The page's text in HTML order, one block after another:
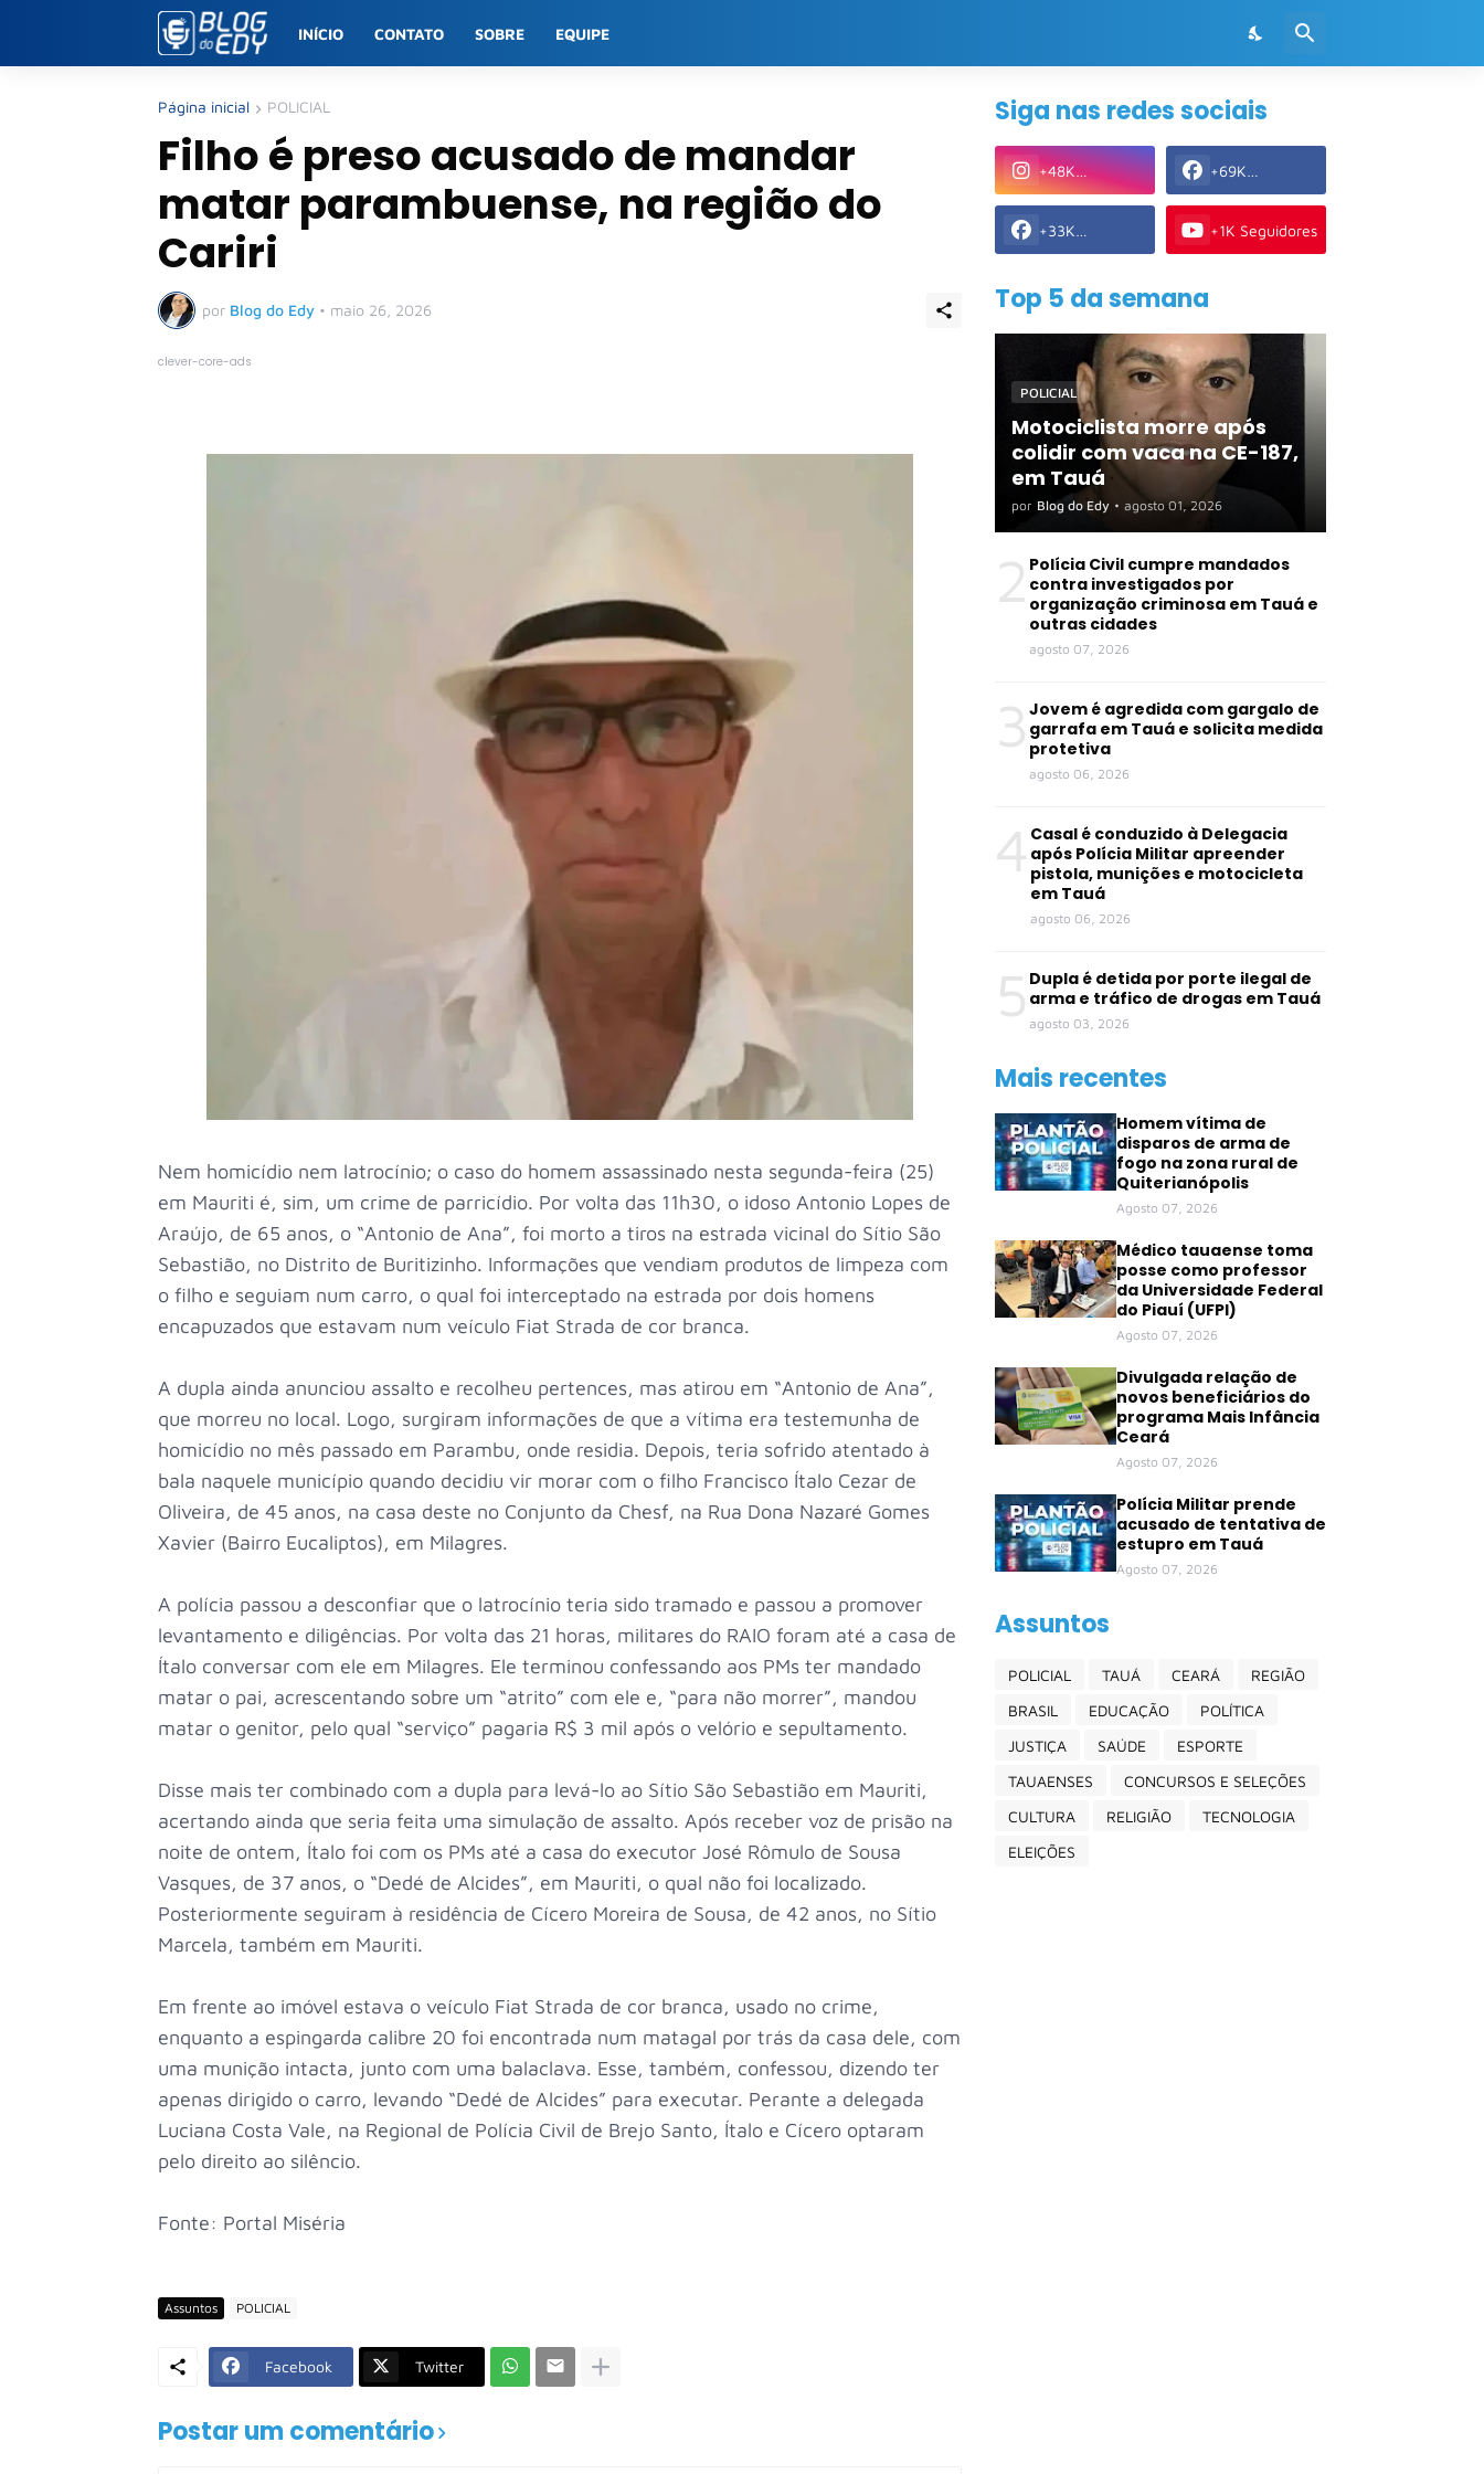
INÍCIO CONTATO SOBRE EQUIPE
Página inicial POLICIAL
Filho é preso acusado de mandar
matar parambuense, na região do
Cariri
por Blog do Edy • maio 26, 2026
clever-core-ads
Nem homicídio nem latrocínio; o caso do homem assassinado nesta segunda-feira (25)
em Mauriti é, sim, um crime de parricídio. Por volta das 11h30, o idoso Antonio Lopes de
Araújo, de 65 anos, o “Antonio de Ana”, foi morto a tiros na estrada vicinal do Sítio São
Sebastião, no Distrito de Buritizinho. Informações que vendiam produtos de limpeza com
o filho e seguiam num carro, o qual foi interceptado na estrada por dois homens
encapuzados que estavam num veículo Fiat Strada de cor branca.
A dupla ainda anunciou assalto e recolheu pertences, mas atirou em “Antonio de Ana”,
que morreu no local. Logo, surgiram informações de que a vítima era testemunha de
homicídio no mês passado em Parambu, onde residia. Depois, teria sofrido atentado à
bala naquele município quando decidiu vir morar com o filho Francisco Ítalo Cezar de
Oliveira, de 45 anos, na casa deste no Conjunto da Chesf, na Rua Dona Nazaré Gomes
Xavier (Bairro Eucaliptos), em Milagres.
A polícia passou a desconfiar que o latrocínio teria sido tramado e passou a promover
levantamento e diligências. Por volta das 21 horas, militares do RAIO foram até a casa de
Ítalo conversar com ele em Milagres. Ele terminou confessando aos PMs ter mandado
matar o pai, acrescentando sobre um “atrito” com ele e, “para não morrer”, mandou
matar o genitor, pelo qual “serviço” pagaria R$ 3 mil após o velório e sepultamento.
Disse mais ter combinado com a dupla para levá-lo ao Sítio São Sebastião em Mauriti,
acertando ainda que seria feita uma simulação de assalto. Após receber voz de prisão na
noite de ontem, Ítalo foi com os PMs até a casa do executor José Rômulo de Sousa
Vasques, de 37 anos, o “Dedé de Alcides”, em Mauriti, o qual não foi localizado.
Posteriormente seguiram à residência de Cícero Moreira de Sousa, de 42 anos, no Sítio
Marcela, também em Mauriti.
Em frente ao imóvel estava o veículo Fiat Strada de cor branca, usado no crime,
enquanto a espingarda calibre 20 foi encontrada num matagal por trás da casa dele, com
uma munição intacta, junto com uma balaclava. Esse, também, confessou, dizendo ter
apenas dirigido o carro, levando “Dedé de Alcides” para executar. Perante a delegada
Luciana Costa Vale, na Regional de Polícia Civil de Brejo Santo, Ítalo e Cícero optaram
pelo direito ao silêncio.
Fonte: Portal Miséria
Assuntos POLICIAL
Facebook Twitter
Postar um comentário
Siga nas redes sociais
+48K
Seguidores
+69K
Seguidores
+33K
Seguidores
+1K Seguidores
Top 5 da semana
POLICIAL
Motociclista morre após
colidir com vaca na CE-187,
em Tauá
por Blog do Edy • agosto 01, 2026
2 Polícia Civil cumpre mandados
contra investigados por
organização criminosa em Tauá e
outras cidades
agosto 07, 2026
3 Jovem é agredida com gargalo de
garrafa em Tauá e solicita medida
protetiva
agosto 06, 2026
4 Casal é conduzido à Delegacia
após Polícia Militar apreender
pistola, munições e motocicleta
em Tauá
agosto 06, 2026
5 Dupla é detida por porte ilegal de
arma e tráfico de drogas em Tauá
agosto 03, 2026
Mais recentes
Homem vítima de
disparos de arma de
fogo na zona rural de
Quiterianópolis
Agosto 07, 2026
Médico tauaense toma
posse como professor
da Universidade Federal
do Piauí (UFPI)
Agosto 07, 2026
Divulgada relação de
novos beneficiários do
programa Mais Infância
Ceará
Agosto 07, 2026
Polícia Militar prende
acusado de tentativa de
estupro em Tauá
Agosto 07, 2026
Assuntos
POLICIAL TAUÁ CEARÁ
REGIÃO
BRASIL
EDUCAÇÃO
POLÍTICA
JUSTIÇA
SAÚDE
ESPORTE
TAUAENSES
CONCURSOS E SELEÇÕES
CULTURA
RELIGIÃO
TECNOLOGIA
ELEIÇÕES